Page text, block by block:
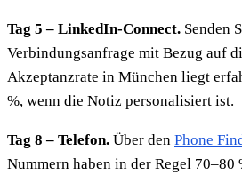
Tag 5 – LinkedIn-Connect. Senden
Verbindungsanfrage mit Bezug auf
Akzeptanzrate in München liegt
%, wenn die Notiz personalisiert ist.
Tag 8 – Telefon. Über den Phone
Nummern haben in der Regel